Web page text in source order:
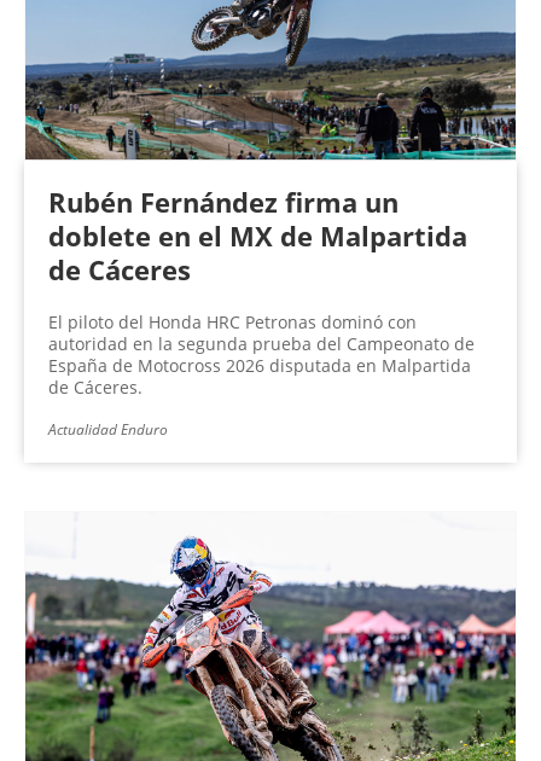
Rubén Fernández firma un
doblete en el MX de Malpartida
de Cáceres
El piloto del Honda HRC Petronas dominó con
autoridad en la segunda prueba del Campeonato de
España de Motocross 2026 disputada en Malpartida
de Cáceres.
Actualidad Enduro